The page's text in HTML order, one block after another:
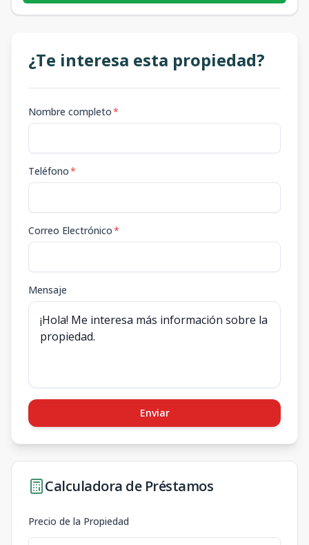
¿Te interesa esta propiedad?
Nombre completo*
Teléfono*
Correo Electrónico*
Mensaje
Enviar
Calculadora de Préstamos
Precio de la Propiedad